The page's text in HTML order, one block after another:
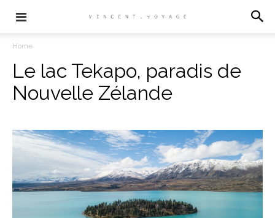
Home
Le lac Tekapo, paradis de
Nouvelle Zélande